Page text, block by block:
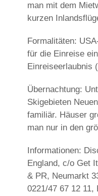
man mit dem
kurzen
Formalitäten:
für die Einreise
Einreiseerlaubnis
Übernachtung:
Skigebieten
familiär. Häuser
man nur in den
Informationen:
England, c/o Get
& PR, Neumarkt
0221/47 67 12 11,